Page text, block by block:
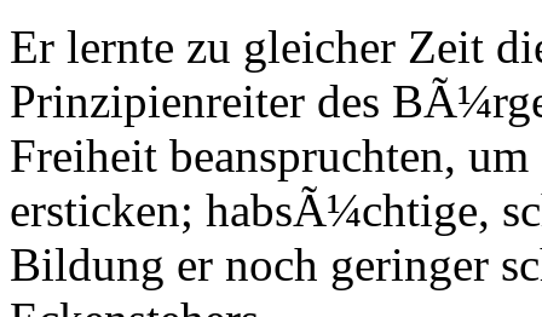
Er lernte zu gleicher Zeit
Prinzipienreiter des
Freiheit beanspruchten,
ersticken; habsÃ¼chtige,
Bildung er noch geringer